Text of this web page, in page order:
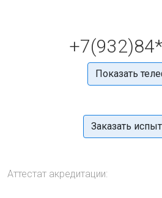
Показать
Заказать
Аттестат акредитации: